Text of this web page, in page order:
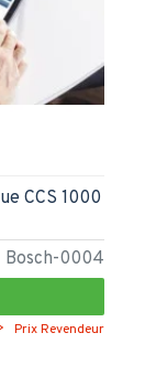
Bosch-0004
CCS 1000
Prix Revendeur